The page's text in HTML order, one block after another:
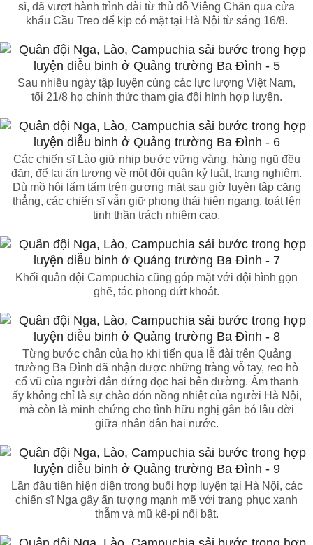
sĩ, đã vượt hành trình dài từ thủ đô Viêng Chăn qua cửa
khẩu Cầu Treo để kịp có mặt tại Hà Nội từ sáng 16/8.
Sau nhiều ngày tập luyện cùng các lực lượng Việt Nam,
tối 21/8 họ chính thức tham gia đội hình hợp luyện.
Các chiến sĩ Lào giữ nhịp bước vững vàng, hàng ngũ đều
đặn, để lại ấn tượng về một đội quân kỷ luật, trang nghiêm.
Dù mồ hôi lấm tấm trên gương mặt sau giờ luyện tập căng
thẳng, các chiến sĩ vẫn giữ phong thái hiên ngang, toát lên
tinh thần trách nhiệm cao.
Khối quân đội Campuchia cũng góp mặt với đội hình gọn
ghẽ, tác phong dứt khoát.
Từng bước chân của họ khi tiến qua lễ đài trên Quảng
trường Ba Đình đã nhận được những tràng vỗ tay, reo hò
cổ vũ của người dân đứng dọc hai bên đường. Âm thanh
ấy không chỉ là sự chào đón nồng nhiệt của người Hà Nội,
mà còn là minh chứng cho tình hữu nghị gắn bó lâu đời
giữa nhân dân hai nước.
Lần đầu tiên hiện diện trong buổi hợp luyện tại Hà Nội, các
chiến sĩ Nga gây ấn tượng mạnh mẽ với trang phục xanh
thẫm và mũ kê-pi nổi bật.